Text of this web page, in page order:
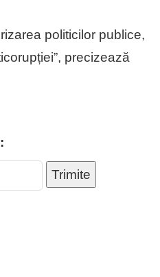
politicilor publice,
precizează
Trimite